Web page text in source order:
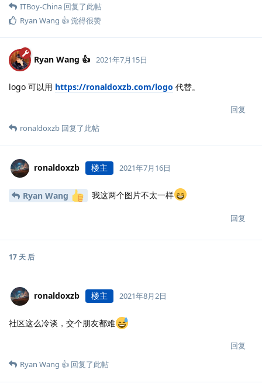
ITBoy-China 回复了此帖
Ryan Wang 👍觉得很赞
Ryan Wang 👍 2021年7月15日
logo 可以用 https://ronaldoxzb.com/logo 代替。
回复
ronaldoxzb 回复了此帖
ronaldoxzb 楼主 2021年7月16日
Ryan Wang 我这两个图片不太一样
回复
17 天后
ronaldoxzb 楼主 2021年8月2日
社区这么冷谈，交个朋友都难
回复
Ryan Wang 👍 回复了此帖